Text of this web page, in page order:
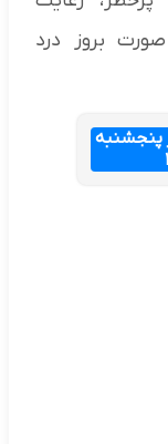
بروز درد
پنجشنبه